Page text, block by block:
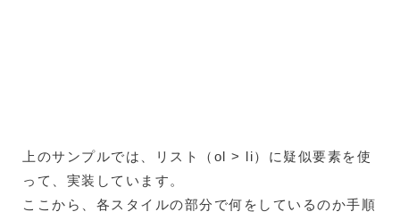
上のサンプルでは、リスト（ol > li）に疑似要素を使
って、実装しています。
ここから、各スタイルの部分で何をしているのか手順